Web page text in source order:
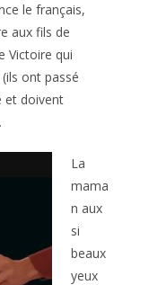
le français,
aux fils de
Victoire qui
ont passé
et doivent
La
mama
n aux
si
beaux
yeux